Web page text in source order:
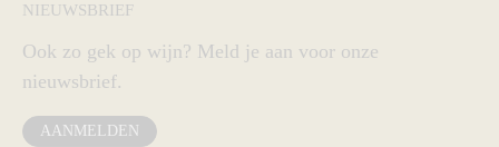
NIEUWSBRIEF
Ook zo gek op wijn? Meld je aan voor onze
nieuwsbrief.
AANMELDEN